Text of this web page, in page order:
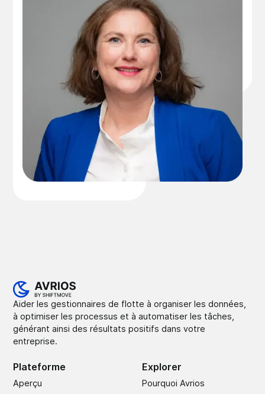
Aider les gestionnaires de flotte à organiser les données,
à optimiser les processus et à automatiser les tâches,
générant ainsi des résultats positifs dans votre
entreprise.
Plateforme
Aperçu
Explorer
Pourquoi Avrios